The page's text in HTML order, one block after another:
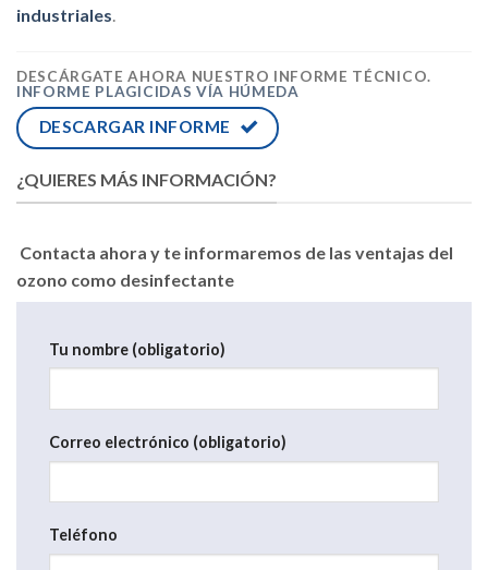
industriales.
DESCÁRGATE AHORA NUESTRO INFORME TÉCNICO.
INFORME PLAGICIDAS VÍA HÚMEDA
DESCARGAR INFORME
¿QUIERES MÁS INFORMACIÓN?
Contacta ahora y te informaremos de las ventajas del
ozono como desinfectante
Tu nombre (obligatorio)
Correo electrónico (obligatorio)
Teléfono